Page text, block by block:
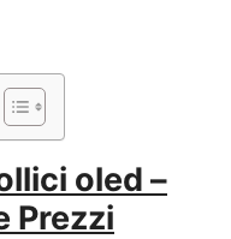
oled –
Prezzi